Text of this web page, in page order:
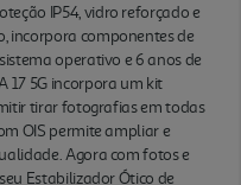
IP54, vidro reforçado e
incorpora componentes de
operativo e 6 anos de
17 5G incorpora um kit
tirar fotografias em todas
OIS permite ampliar e
Agora com fotos e
Estabilizador Ótico de